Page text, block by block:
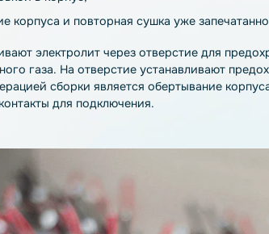
смеси на фольгу. Полученный состав
на медную. Основание с нанесенной
Рулоны фольги со
осуществляется на
и однородным по толщине;
АБ . Она включает в себя несколько
ультразвуковой сваркой отдельно